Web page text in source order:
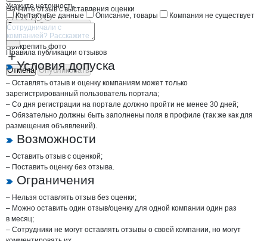
Начните отзыв с выставления оценки
Прикрепить фото
Отмена Опубликовать
Укажите неточность
Контактные данные
Описание, товары Компания не существует
Отмена Опубликовать
Правила публикации отзывов
Условия допуска
– Оставлять отзыв и оценку компаниям может только
зарегистрированный пользователь портала;
– Со дня регистрации на портале должно пройти не менее 30 дней;
– Обязательно должны быть заполнены поля в профиле (так же как для
размещения объявлений).
Возможности
– Оставить отзыв с оценкой;
– Поставить оценку без отзыва.
Ограничения
– Нельзя оставлять отзыв без оценки;
– Можно оставить один отзыв/оценку для одной компании один раз
в месяц;
– Сотрудники не могут оставлять отзывы о своей компании, но могут